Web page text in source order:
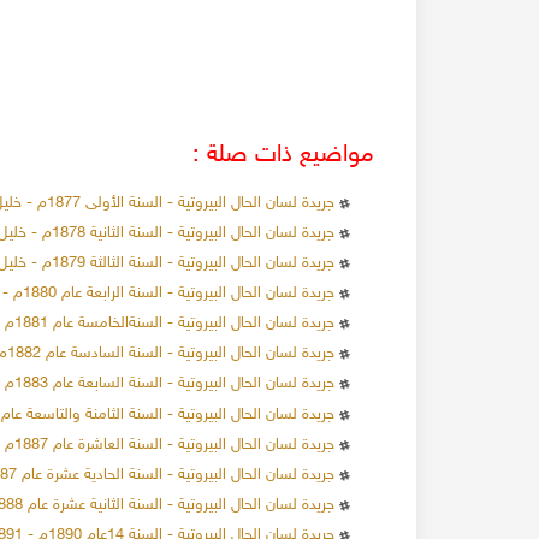
مواضيع ذات صلة :
جريدة لسان الحال البيروتية - السنة الأولى 1877م - خليل سركيس
جريدة لسان الحال البيروتية - السنة الثانية 1878م - خليل سركيس
جريدة لسان الحال البيروتية - السنة الثالثة 1879م - خليل سركيس
جريدة لسان الحال البيروتية - السنة الرابعة عام 1880م - خليل سركيس
جريدة لسان الحال البيروتية - السنةالخامسة عام 1881م - خليل سركيس
جريدة لسان الحال البيروتية - السنة السادسة عام 1882م - خليل سركيس
جريدة لسان الحال البيروتية - السنة السابعة عام 1883م - خليل سركيس
جريدة لسان الحال البيروتية - السنة الثامنة والتاسعة عام 1884-1886 م - خليل
جريدة لسان الحال البيروتية - السنة العاشرة عام 1887م - خليل سركيس
جريدة لسان الحال البيروتية - السنة الحادية عشرة عام 1887م - 1888م خليل سركيس
جريدة لسان الحال البيروتية - السنة الثانية عشرة عام 1888م - 1889م خليل سركيس